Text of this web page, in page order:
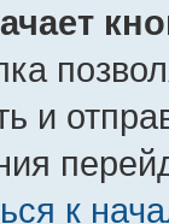
и
к